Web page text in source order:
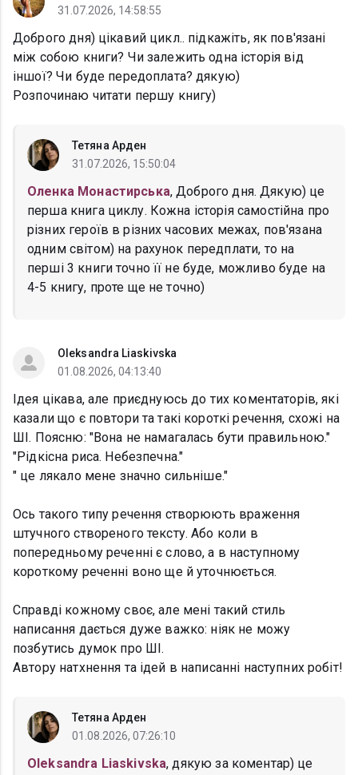
31.07.2026, 14:58:55
Доброго дня) цікавий цикл.. підкажіть, як пов'язані
між собою книги? Чи залежить одна історія від
іншої? Чи буде передоплата? дякую)
Розпочинаю читати першу книгу)
Тетяна Арден
31.07.2026, 15:50:04
Оленка Монастирська, Доброго дня. Дякую) це
перша книга циклу. Кожна історія самостійна про
різних героїв в різних часових межах, пов'язана
одним світом) на рахунок передплати, то на
перші 3 книги точно її не буде, можливо буде на
4-5 книгу, проте ще не точно)
Oleksandra Liaskivska
01.08.2026, 04:13:40
Ідея цікава, але приєднуюсь до тих коментаторів, які
казали що є повтори та такі короткі речення, схожі на
ШІ. Поясню: "Вона не намагалась бути правильною."
"Рідкісна риса. Небезпечна."
" це лякало мене значно сильніше."
Ось такого типу речення створюють враження
штучного створеного тексту. Або коли в
попередньому реченні є слово, а в наступному
короткому реченні воно ще й уточнюється.
Справді кожному своє, але мені такий стиль
написання дається дуже важко: ніяк не можу
позбутись думок про ШІ.
Автору натхнення та ідей в написанні наступних робіт!
Тетяна Арден
01.08.2026, 07:26:10
Oleksandra Liaskivska, дякую за коментар) це